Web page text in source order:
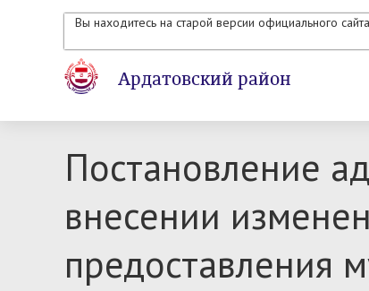
Вы находитесь на старой версии официального
Ардатовский район
Постановление
внесении
предоставления